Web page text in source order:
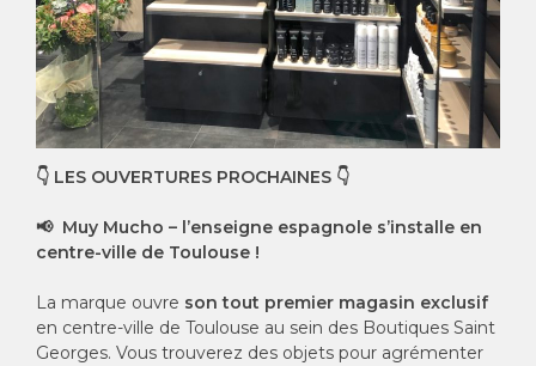
👇 LES OUVERTURES PROCHAINES 👇
📢 Muy Mucho – l’enseigne espagnole s’installe en
centre-ville de Toulouse !
La marque ouvre son tout premier magasin exclusif
en centre-ville de Toulouse au sein des Boutiques Saint
Georges. Vous trouverez des objets pour agrémenter